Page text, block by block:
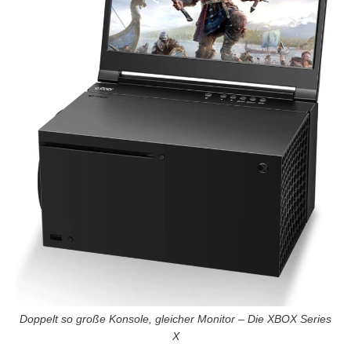
Doppelt so große Konsole, gleicher Monitor – Die XBOX Series
X